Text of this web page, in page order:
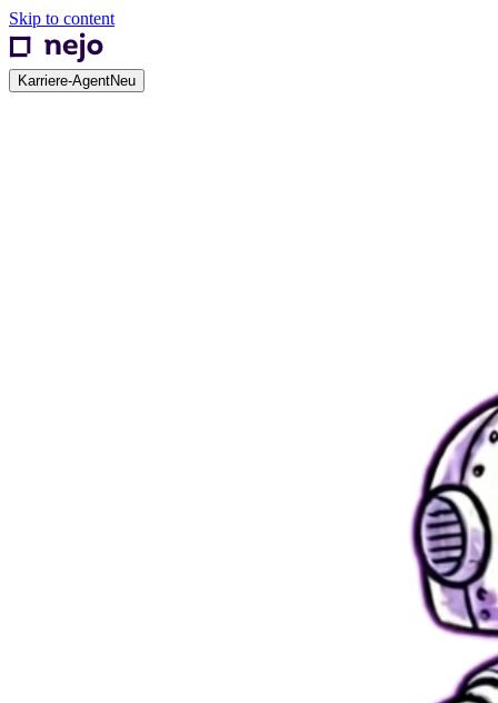
Skip to content
Karriere-AgentNeu